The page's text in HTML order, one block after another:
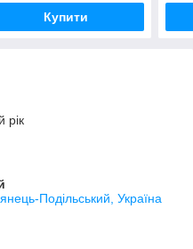
Купити
рік
Подільський, Україна